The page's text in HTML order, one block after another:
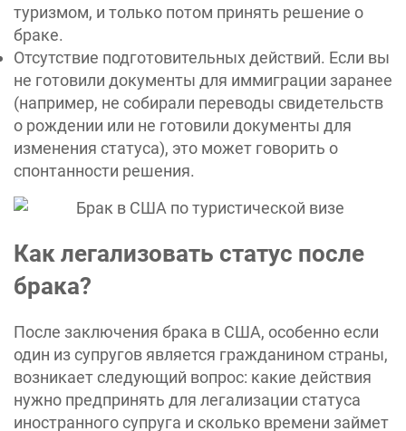
туризмом, и только потом принять решение о
браке.
Отсутствие подготовительных действий. Если вы
не готовили документы для иммиграции заранее
(например, не собирали переводы свидетельств
о рождении или не готовили документы для
изменения статуса), это может говорить о
спонтанности решения.
Как легализовать статус после
брака?
После заключения брака в США, особенно если
один из супругов является гражданином страны,
возникает следующий вопрос: какие действия
нужно предпринять для легализации статуса
иностранного супруга и сколько времени займет